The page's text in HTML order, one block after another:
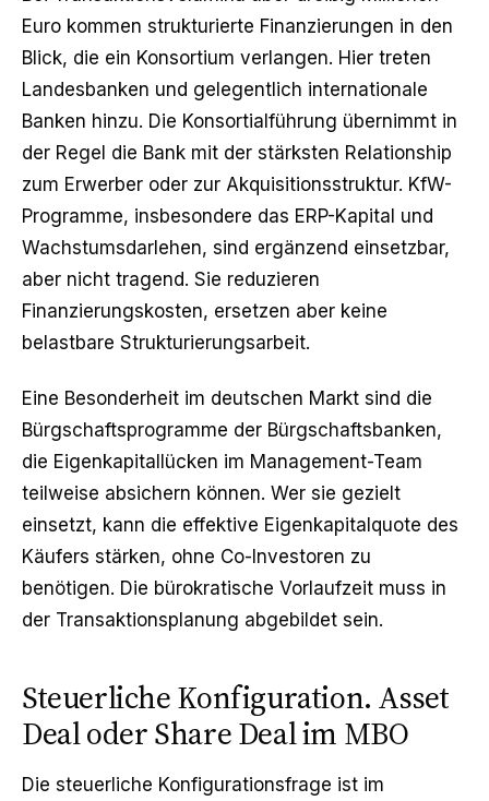
Euro kommen strukturierte Finanzierungen in den
Blick, die ein Konsortium verlangen. Hier treten
Landesbanken und gelegentlich internationale
Banken hinzu. Die Konsortialführung übernimmt in
der Regel die Bank mit der stärksten Relationship
zum Erwerber oder zur Akquisitionsstruktur. KfW-
Programme, insbesondere das ERP-Kapital und
Wachstumsdarlehen, sind ergänzend einsetzbar,
aber nicht tragend. Sie reduzieren
Finanzierungskosten, ersetzen aber keine
belastbare Strukturierungsarbeit.
Eine Besonderheit im deutschen Markt sind die
Bürgschaftsprogramme der Bürgschaftsbanken,
die Eigenkapitallücken im Management-Team
teilweise absichern können. Wer sie gezielt
einsetzt, kann die effektive Eigenkapitalquote des
Käufers stärken, ohne Co-Investoren zu
benötigen. Die bürokratische Vorlaufzeit muss in
der Transaktionsplanung abgebildet sein.
Steuerliche Konfiguration. Asset
Deal oder Share Deal im MBO
Die steuerliche Konfigurationsfrage ist im